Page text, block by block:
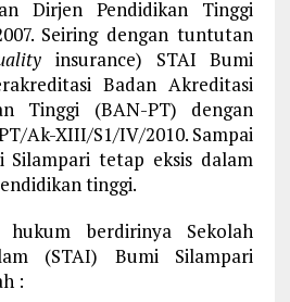
Dirjen Pendidikan Tinggi
Seiring dengan tuntutan
insurance) STAI Bumi
Badan Akreditasi
Tinggi (BAN-PT) dengan
Ak-XIII/S1/IV/2010. Sampai
Silampari tetap eksis dalam
tinggi.
hukum berdirinya Sekolah
(STAI) Bumi Silampari
: